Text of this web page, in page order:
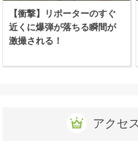
【衝撃】リポーターのすぐ
近くに爆弾が落ちる瞬間が
激撮される！
アクセ